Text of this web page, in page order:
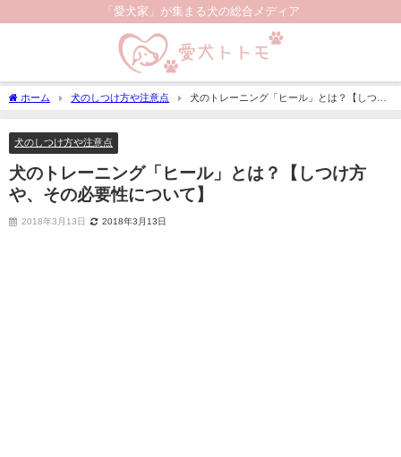
「愛犬家」が集まる犬の総合メディア
ホーム 犬のしつけ方や注意点
犬のトレーニング「ヒール」とは？【しつけ
方や、その必要性について】
犬のしつけ方や注意点
犬のトレーニング「ヒール」とは？【しつけ方
や、その必要性について】
2018年3月13日 2018年3月13日